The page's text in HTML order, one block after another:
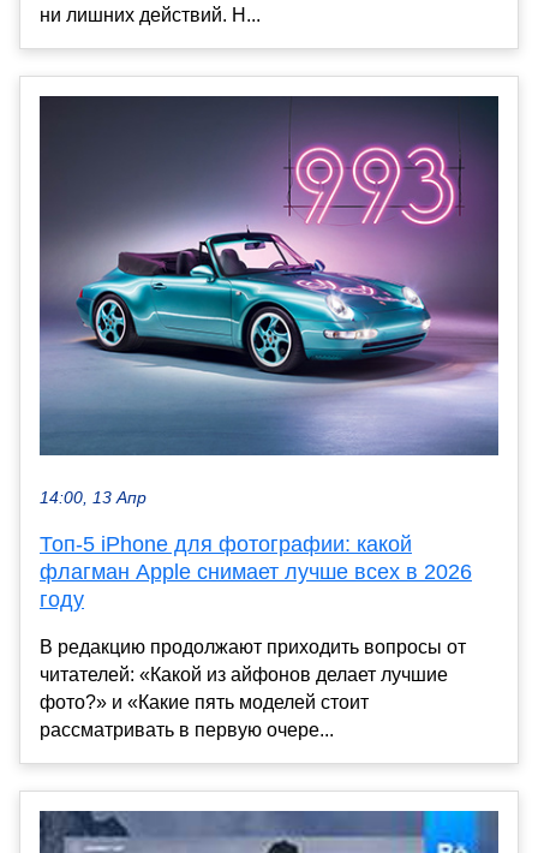
ни лишних действий. Н...
14:00, 13 Апр
Топ-5 iPhone для фотографии: какой
флагман Apple снимает лучше всех в 2026
году
В редакцию продолжают приходить вопросы от
читателей: «Какой из айфонов делает лучшие
фото?» и «Какие пять моделей стоит
рассматривать в первую очере...